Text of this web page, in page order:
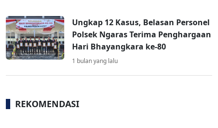
Ungkap 12 Kasus, Belasan Personel
Polsek Ngaras Terima Penghargaan
Hari Bhayangkara ke-80
1 bulan yang lalu
REKOMENDASI